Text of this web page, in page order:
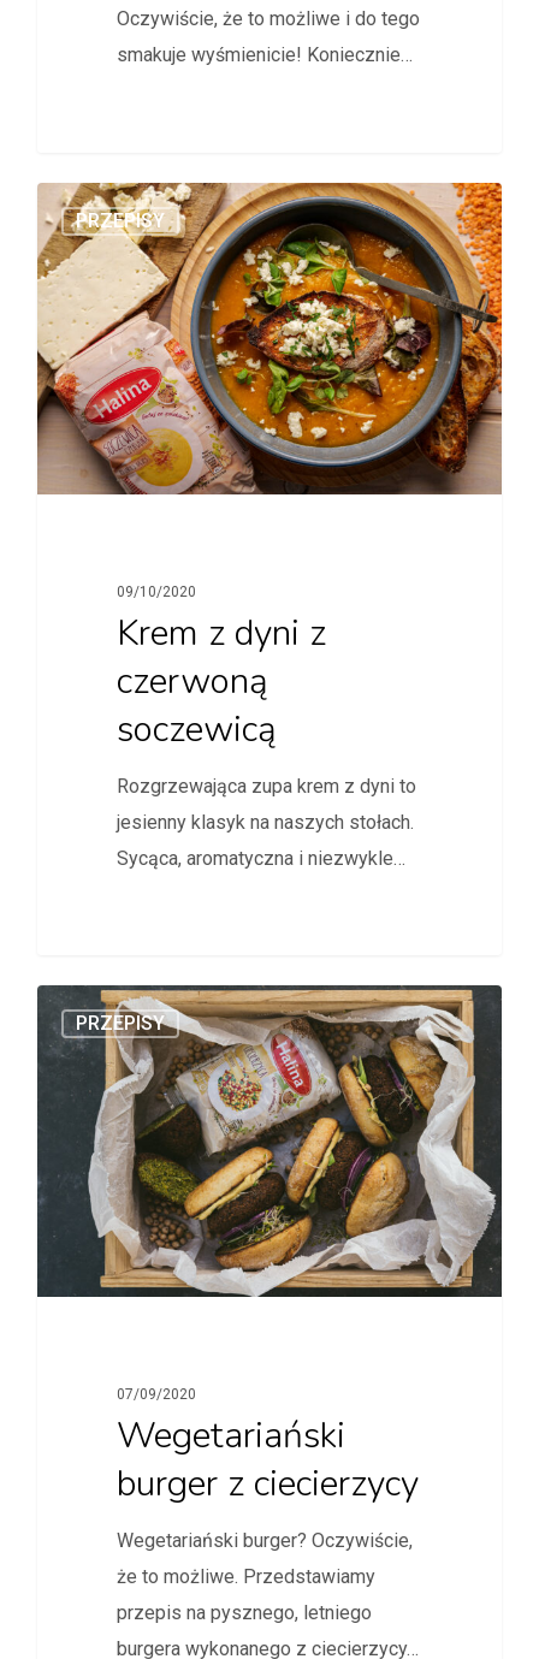
Oczywiście, że to możliwe i do tego
smakuje wyśmienicie! Koniecznie…
PRZEPISY
09/10/2020
Krem z dyni z
czerwoną
soczewicą
Rozgrzewająca zupa krem z dyni to
jesienny klasyk na naszych stołach.
Sycąca, aromatyczna i niezwykle…
PRZEPISY
07/09/2020
Wegetariański
burger z ciecierzycy
Wegetariański burger? Oczywiście,
że to możliwe. Przedstawiamy
przepis na pysznego, letniego
burgera wykonanego z ciecierzycy…